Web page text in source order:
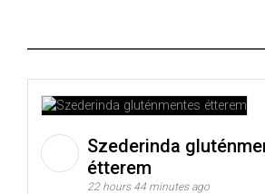
Szederinda
étterem
22 hours 44 minutes ago